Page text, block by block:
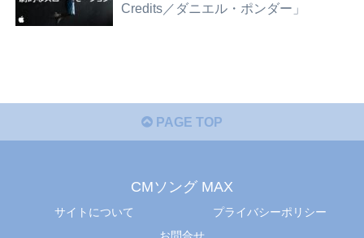
Credits／ダニエル・ポンダー」
PAGE TOP
CMソング MAX
サイトについて
プライバシーポリシー